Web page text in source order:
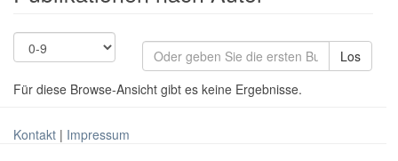
Los
Für diese Browse-Ansicht gibt es keine Ergebnisse.
Kontakt | Impressum